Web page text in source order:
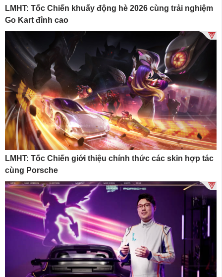
LMHT: Tốc Chiến khuấy động hè 2026 cùng trải nghiệm
Go Kart đỉnh cao
LMHT: Tốc Chiến giới thiệu chính thức các skin hợp tác
cùng Porsche